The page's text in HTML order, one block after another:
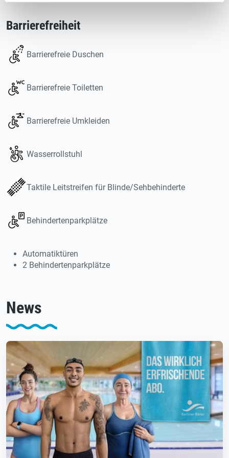
Barrierefreiheit
Barrierefreie Duschen
Barrierefreie Toiletten
Barrierefreie Umkleiden
Wasserrollstuhl
Taktile Leitstreifen für Blinde/Sehbehinderte
Behindertenparkplätze
Automatiktüren
2 Behindertenparkplätze
News